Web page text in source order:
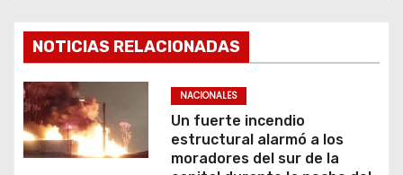
g
a
c
i
NOTICIAS RELACIONADAS
NACIONALES
Un fuerte incendio
estructural alarmó a los
moradores del sur de la